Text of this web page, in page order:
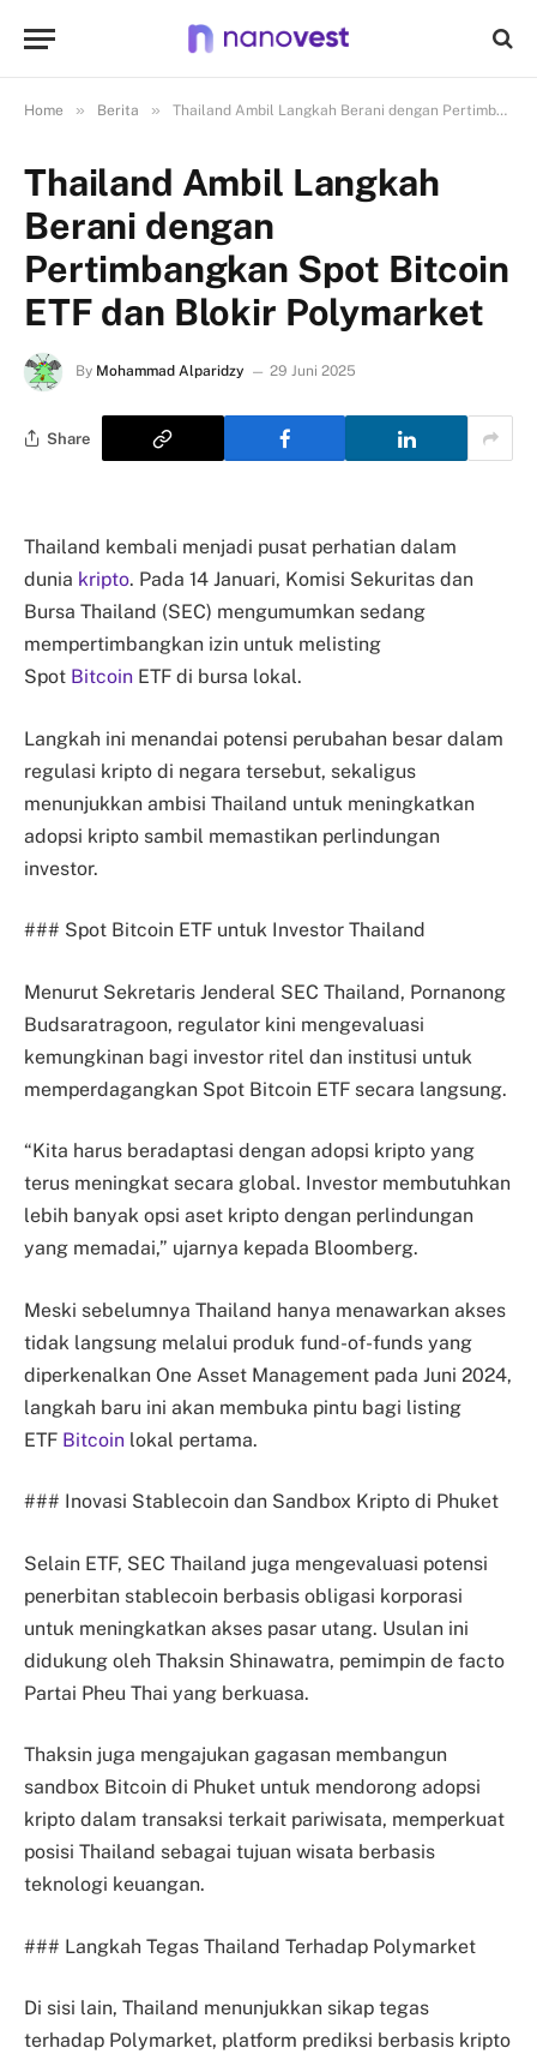
Home » Berita » Thailand Ambil Langkah Berani dengan Pertimbangkan Spot Bitcoin ETF dan Blokir Polymarket
Thailand Ambil Langkah
Berani dengan
Pertimbangkan Spot Bitcoin
ETF dan Blokir Polymarket
By Mohammad Alparidzy 29 Juni 2025
Share
Thailand kembali menjadi pusat perhatian dalam
dunia kripto. Pada 14 Januari, Komisi Sekuritas dan
Bursa Thailand (SEC) mengumumkan sedang
mempertimbangkan izin untuk melisting
Spot Bitcoin ETF di bursa lokal.
Langkah ini menandai potensi perubahan besar dalam
regulasi kripto di negara tersebut, sekaligus
menunjukkan ambisi Thailand untuk meningkatkan
adopsi kripto sambil memastikan perlindungan
investor.
### Spot Bitcoin ETF untuk Investor Thailand
Menurut Sekretaris Jenderal SEC Thailand, Pornanong
Budsaratragoon, regulator kini mengevaluasi
kemungkinan bagi investor ritel dan institusi untuk
memperdagangkan Spot Bitcoin ETF secara langsung.
“Kita harus beradaptasi dengan adopsi kripto yang
terus meningkat secara global. Investor membutuhkan
lebih banyak opsi aset kripto dengan perlindungan
yang memadai,” ujarnya kepada Bloomberg.
Meski sebelumnya Thailand hanya menawarkan akses
tidak langsung melalui produk fund-of-funds yang
diperkenalkan One Asset Management pada Juni 2024,
langkah baru ini akan membuka pintu bagi listing
ETF Bitcoin lokal pertama.
### Inovasi Stablecoin dan Sandbox Kripto di Phuket
Selain ETF, SEC Thailand juga mengevaluasi potensi
penerbitan stablecoin berbasis obligasi korporasi
untuk meningkatkan akses pasar utang. Usulan ini
didukung oleh Thaksin Shinawatra, pemimpin de facto
Partai Pheu Thai yang berkuasa.
Thaksin juga mengajukan gagasan membangun
sandbox Bitcoin di Phuket untuk mendorong adopsi
kripto dalam transaksi terkait pariwisata, memperkuat
posisi Thailand sebagai tujuan wisata berbasis
teknologi keuangan.
### Langkah Tegas Thailand Terhadap Polymarket
Di sisi lain, Thailand menunjukkan sikap tegas
terhadap Polymarket, platform prediksi berbasis kripto